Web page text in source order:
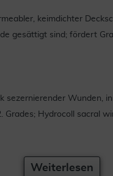
keimdichter
gesättigt sind; fördert
Wunden,
Hydrocoll sacral
Weiterlesen